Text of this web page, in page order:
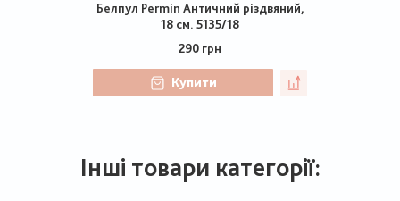
Белпул Permin Античний різдвяний,
18 см. 5135/18
290 грн
Купити
Інші товари категорії: